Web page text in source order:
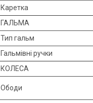
Каретка
ГАЛЬМА
Тип гальм
Гальмівні ручки
КОЛЕСА
Ободи